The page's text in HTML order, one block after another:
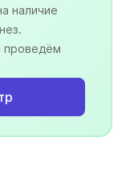
наличие
проведём